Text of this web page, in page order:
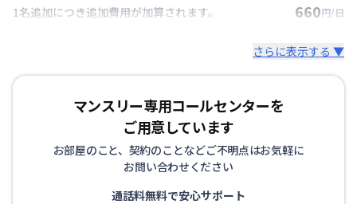
1名追加につき追加費用が加算されます。 660円/日
さらに表示する ▼
マンスリー専用コールセンターを
ご用意しています
お部屋のこと、契約のことなどご不明点はお気軽に
お問い合わせください
通話料無料で安心サポート